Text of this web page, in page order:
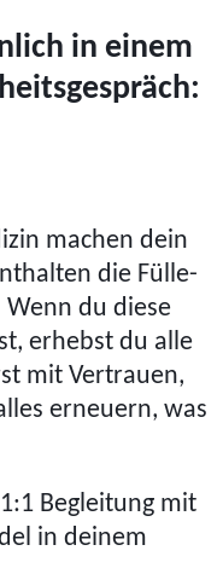
in einem
machen dein
die Fülle-
Wenn du diese
erhebst du alle
mit Vertrauen,
erneuern, was
Begleitung mit
in deinem